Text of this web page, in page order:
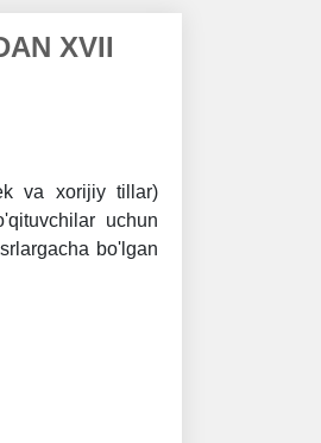
XVII
va xorijiy tillar)
uchun
bo'lgan